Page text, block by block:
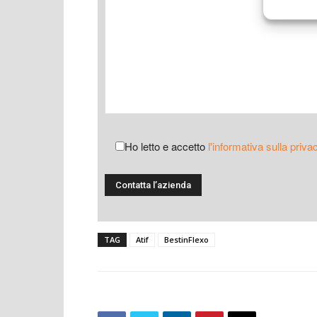
Ho letto e accetto l'informativa sulla
TAG Atif BestinFlexo